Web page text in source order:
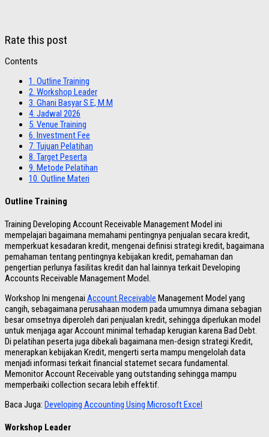
Rate this post
Contents
1. Outline Training
2. Workshop Leader
3. Ghani Basyar S.E, M.M
4. Jadwal 2026
5. Venue Training
6. Investment Fee
7. Tujuan Pelatihan
8. Target Peserta
9. Metode Pelatihan
10. Outline Materi
Outline Training
Training Developing Account Receivable Management Model ini
mempelajari bagaimana memahami pentingnya penjualan secara kredit,
memperkuat kesadaran kredit, mengenai definisi strategi kredit, bagaimana
pemahaman tentang pentingnya kebijakan kredit, pemahaman dan
pengertian perlunya fasilitas kredit dan hal lainnya terkait Developing
Accounts Receivable Management Model.
Workshop Ini mengenai Account Receivable Management Model yang
cangih, sebagaimana perusahaan modern pada umumnya dimana sebagian
besar omsetnya diperoleh dari penjualan kredit, sehingga diperlukan model
untuk menjaga agar Account minimal terhadap kerugian karena Bad Debt.
Di pelatihan peserta juga dibekali bagaimana men-design strategi Kredit,
menerapkan kebijakan Kredit, mengerti serta mampu mengelolah data
menjadi informasi terkait financial statemet secara fundamental.
Memonitor Account Receivable yang outstanding sehingga mampu
memperbaiki collection secara lebih effektif.
Baca Juga: Developing Accounting Using Microsoft Excel
Workshop Leader